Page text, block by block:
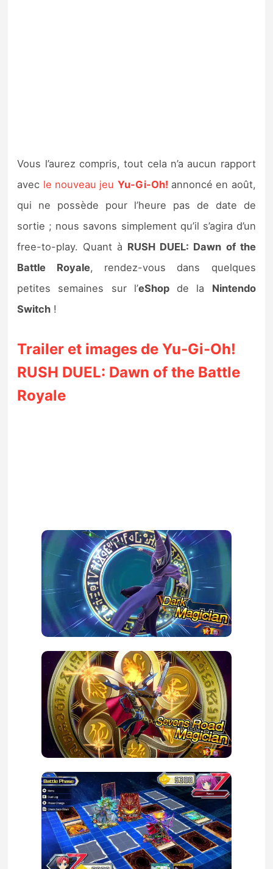
Vous l’aurez compris, tout cela n’a aucun rapport
avec le nouveau jeu Yu-Gi-Oh! annoncé en août,
qui ne possède pour l’heure pas de date de
sortie ; nous savons simplement qu’il s’agira d’un
free-to-play. Quant à RUSH DUEL: Dawn of the
Battle Royale, rendez-vous dans quelques
petites semaines sur l’eShopde la Nintendo
Switch !
Trailer et images de Yu-Gi-Oh!
RUSH DUEL: Dawn of the Battle
Royale